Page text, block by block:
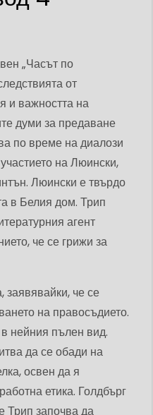
„Часът по
от
и важността на
думи за предаване
по време на диалози
на Люински,
Люински е твърдо
в Белия дом. Трип
агент
че се грижи за
заявявайки, че се
на правосъдието.
нейния пълен вид.
да се обади на
освен да я
етика. Голдбърг
Трип започва да